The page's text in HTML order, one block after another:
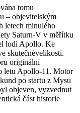
tomu
– objevitelským
letech minulého
Saturn-V v měřítku
lodi Apollo. Ke
skutečnévelikosti.
originální
letu Apollo-11. Motor
po startu z Mysu
objeven, vyzvednut
část historie